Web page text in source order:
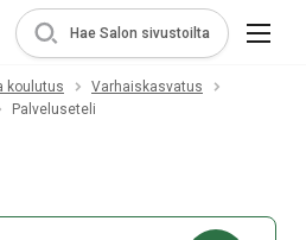
Hae Salon sivustoilta
koulutus
Varhaiskasvatus
Palveluseteli